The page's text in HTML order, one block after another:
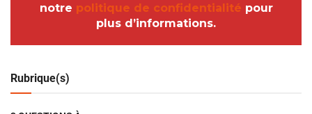
notre politique de confidentialité pour
plus d’informations.
Rubrique(s)